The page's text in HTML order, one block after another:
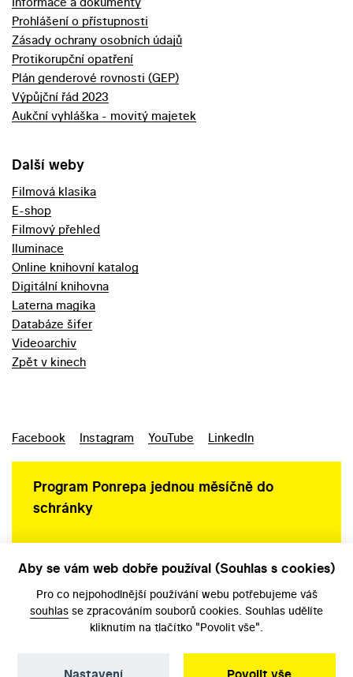
Prohlášení o přístupnosti
Zásady ochrany osobních údajů
Protikorupční opatření
Plán genderové rovnosti (GEP)
Výpůjční řád 2023
Aukční vyhláška - movitý majetek
Další weby
Filmová klasika
E-shop
Filmový přehled
Iluminace
Online knihovní katalog
Digitální knihovna
Laterna magika
Databáze šifer
Videoarchiv
Zpět v kinech
Facebook Instagram YouTube LinkedIn
Program Ponrepa jednou měsíčně do
schránky
Aby se vám web dobře používal (Souhlas s cookies)
Pro co nejpohodlnější používání webu potřebujeme váš
souhlas se zpracováním souborů cookies. Souhlas udělíte
kliknutím na tlačítko "Povolit vše".
Povolit vše
Nastavení